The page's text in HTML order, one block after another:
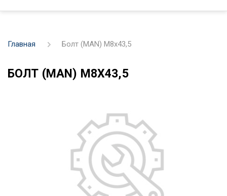
Главная Болт (MAN) M8x43,5
БОЛТ (MAN) M8X43,5